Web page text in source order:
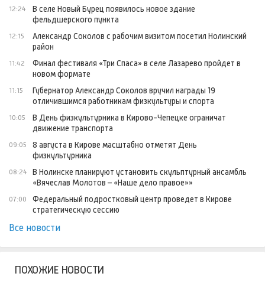
12:24
В селе Новый Бурец появилось новое здание
фельдшерского пункта
12:15
Александр Соколов с рабочим визитом посетил Нолинский
район
11:42
Финал фестиваля «Три Спаса» в селе Лазарево пройдет в
новом формате
11:15
Губернатор Александр Соколов вручил награды 19
отличившимся работникам физкультуры и спорта
10:05
В День физкультурника в Кирово-Чепецке ограничат
движение транспорта
09:05
8 августа в Кирове масштабно отметят День
физкультурника
08:24
В Нолинске планируют установить скульптурный ансамбль
«Вячеслав Молотов – «Наше дело правое»»
07:00
Федеральный подростковый центр проведет в Кирове
стратегическую сессию
Все новости
ПОХОЖИЕ НОВОСТИ